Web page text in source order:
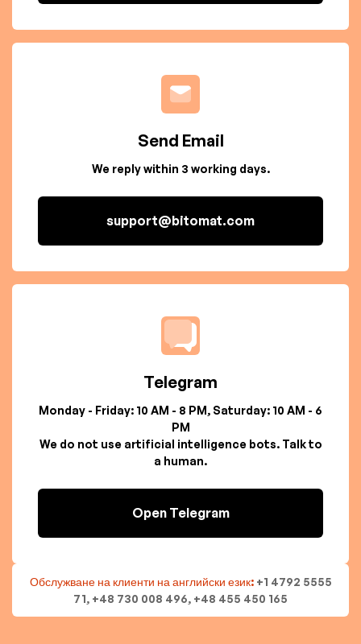
Send Email
We reply within 3 working days.
support@bitomat.com
Telegram
Monday - Friday: 10 AM - 8 PM, Saturday: 10 AM - 6
PM
We do not use artificial intelligence bots. Talk to
a human.
Open Telegram
Обслужване на клиенти на английски език: +1 4792 5555
71, +48 730 008 496, +48 455 450 165